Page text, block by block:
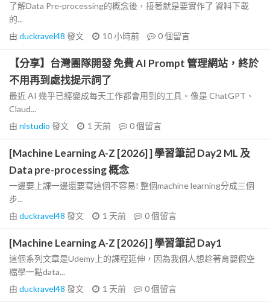
了解Data Pre-processing的概念後，接著就是要實作了 資料下載
的...
由 duckravel48 發文 10 小時前 0個留言
【分享】台灣團隊開發 免費 AI Prompt 管理網站，終於
不用再到處找提示詞了
最近 AI 幾乎已經變成每天工作都會用到的工具。像是 ChatGPT、
Claud...
由 nlstudio 發文 1 天前 0個留言
[Machine Learning A-Z [2026] ] 學習筆記 Day2 ML 及
Data pre-processing 概念
一邊要上課一邊還要寫這個不容易! 整個machine learning分成三個
步...
由 duckravel48 發文 1 天前 0個留言
[Machine Learning A-Z [2026] ] 學習筆記 Day1
這個系列文章是Udemy上的課程延伸，因為我個人想趁著育嬰假空
檔學一點data...
由 duckravel48 發文 1 天前 0個留言